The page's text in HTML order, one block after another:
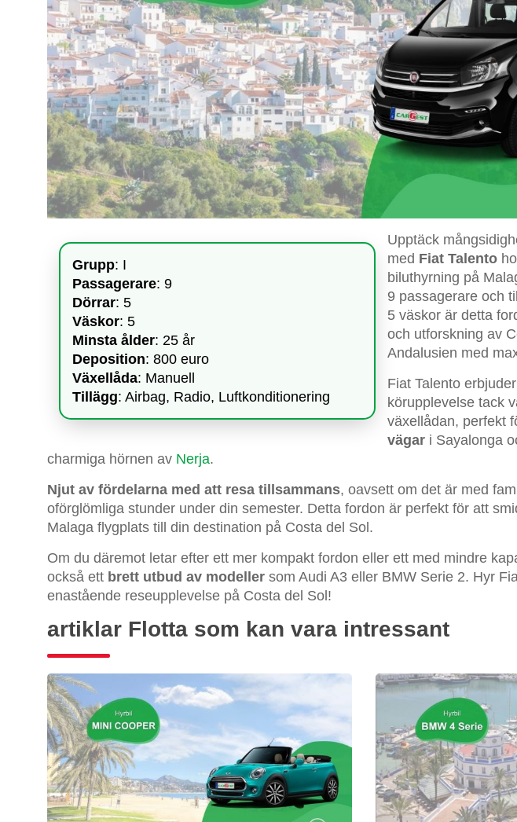
Grupp: I
Passagerare: 9
Dörrar: 5
Väskor: 5
Minsta ålder: 25 år
Deposition: 800 euro
Växellåda: Manuell
Tillägg: Airbag, Radio, Luftkonditionering
Upptäck
med Fiat Talento
biluthyrning på
9 passagerare och
5 väskor är detta
och utforskning av
Andalusien med
Fiat Talento
körupplevelse tack
växellådan, perfekt
vägar i Sayalonga
charmiga hörnen av Nerja.
Njut av fördelarna med att resa tillsammans, oavsett om det är med
oförglömliga stunder under din semester. Detta fordon är perfekt för att
Malaga flygplats till din destination på Costa del Sol.
Om du däremot letar efter ett mer kompakt fordon eller ett med mindre
också ett brett utbud av modeller som Audi A3 eller BMW Serie 2. Hyr
enastående reseupplevelse på Costa del Sol!
artiklar Flotta som kan vara intressant